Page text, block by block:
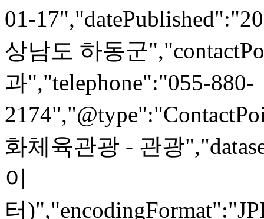
01-
상남도 하동군
과","telephone":"055-880-
화체육관광 - 관광
이
터